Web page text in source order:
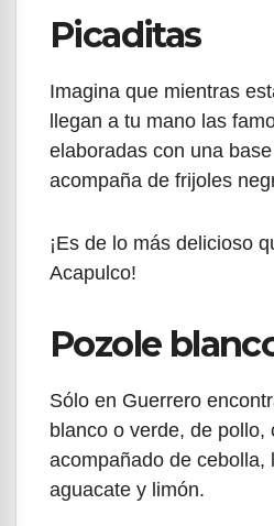
Picaditas
Imagina que mientras
llegan a tu mano las
elaboradas con una
acompaña de frijoles
¡Es de lo más delicioso
Acapulco!
Pozole
Sólo en Guerrero
blanco o verde, de pollo,
acompañado de cebolla,
aguacate y limón.